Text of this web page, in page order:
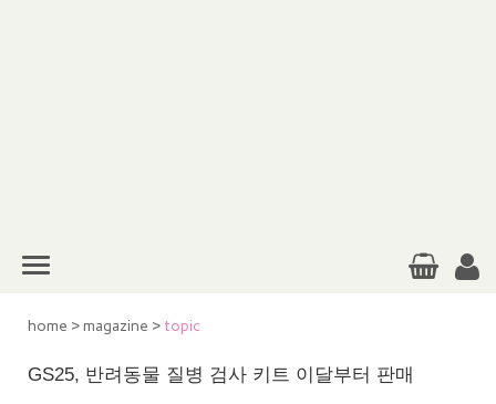
home >magazine > topic
GS25, 반려동물 질병 검사 키트 이달부터 판매